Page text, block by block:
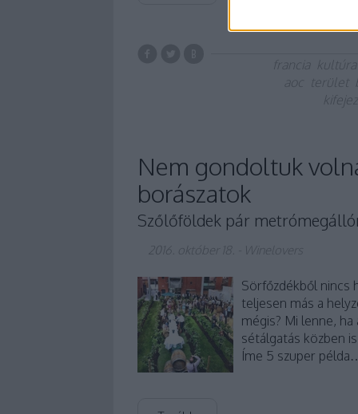
francia
kultúra
aoc
terület
Nem gondoltuk
borászatok
Szőlőföldek pár
2016. október 18. Winelovers
Sörfőzdékből nincs
teljesen más a
mégis? Mi lenne,
sétálgatás közben
Íme 5 szuper